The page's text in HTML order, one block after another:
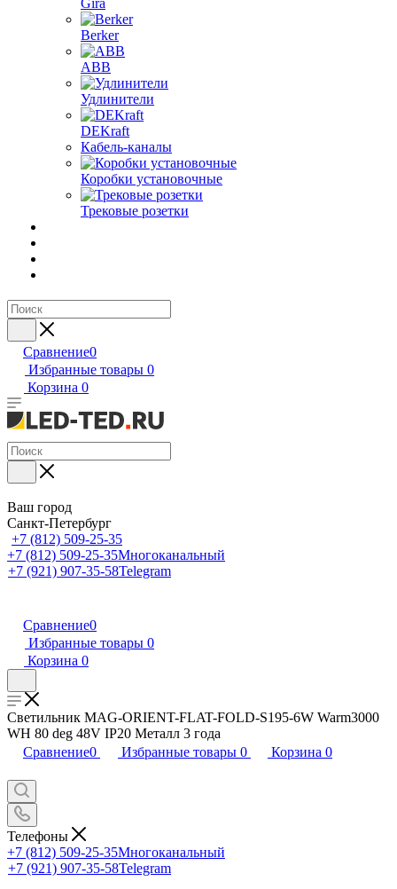
Gira
Berker
ABB
Удлинители
DEKraft
Кабель-каналы
Коробки установочные
Трековые розетки
Сравнение0
Избранные товары 0
Корзина 0
Ваш город
Санкт-Петербург
+7 (812) 509-25-35
+7 (812) 509-25-35Многоканальный
+7 (921) 907-35-58Telegram
Сравнение0
Избранные товары 0
Корзина 0
Светильник MAG-ORIENT-FLAT-FOLD-S195-6W Warm3000
WH 80 deg 48V IP20 Металл 3 года
Сравнение0 Избранные товары 0 Корзина 0
Телефоны
+7 (812) 509-25-35Многоканальный
+7 (921) 907-35-58Telegram